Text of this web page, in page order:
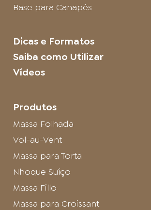
Base para Canapés
Dicas e Formatos
Saiba como Utilizar
Vídeos
Produtos
Massa Folhada
Vol-au-Vent
Massa para Torta
Nhoque Suíço
Massa Fillo
Massa para Croissant